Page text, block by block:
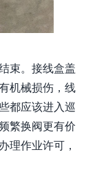
束。接线盒盖
机械损伤，线
都应该进入巡
繁换阀更有价
理作业许可，